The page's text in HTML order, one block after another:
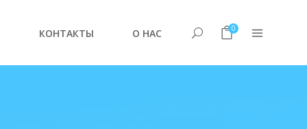
КОНТАКТЫ О НАС 0